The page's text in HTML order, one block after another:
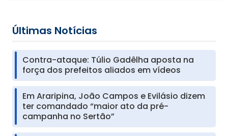
Últimas Notícias
Contra-ataque: Túlio Gadêlha aposta na
força dos prefeitos aliados em vídeos
Em Araripina, João Campos e Evilásio dizem
ter comandado “maior ato da pré-
campanha no Sertão”